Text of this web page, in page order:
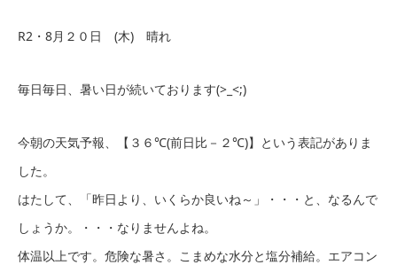
R2・8月２０日 (木) 晴れ
毎日毎日、暑い日が続いております(>_<;)
今朝の天気予報、【３６℃(前日比－２℃)】という表記がありま
した。
はたして、「昨日より、いくらか良いね～」・・・と、なるんで
しょうか。・・・なりませんよね。
体温以上です。危険な暑さ。こまめな水分と塩分補給。エアコン